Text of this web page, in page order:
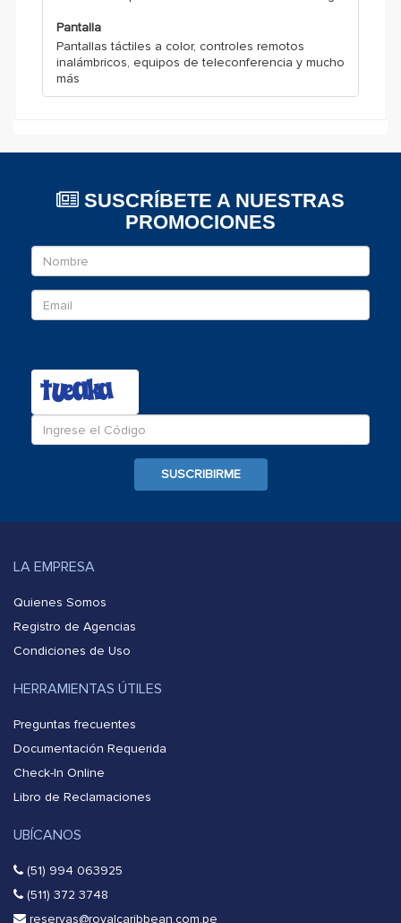
Pantalla
Pantallas táctiles a color, controles remotos
inalámbricos, equipos de teleconferencia y mucho
más
SUSCRÍBETE A NUESTRAS
PROMOCIONES
Nombre
Email
Ingrese
c�digo
SUSCRIBIRME
LA EMPRESA
Quienes Somos
Registro de Agencias
Condiciones de Uso
HERRAMIENTAS ÚTILES
Preguntas frecuentes
Documentación Requerida
Check-In Online
Libro de Reclamaciones
UBÍCANOS
(51) 994 063925
(511) 372 3748
reservas@royalcaribbean.com.pe